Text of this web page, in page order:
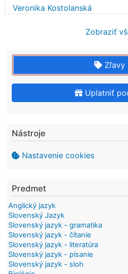
Veronika Kostolanská
Zobraziť
Zľavy
Uplatniť
Nástroje
Nastavenie cookies
Predmet
Anglický jazyk
Slovenský Jazyk
Slovenský jazyk - gramatika
Slovenský jazyk - čítanie
Slovenský jazyk - literatúra
Slovenský jazyk - písanie
Slovenský jazyk - sloh